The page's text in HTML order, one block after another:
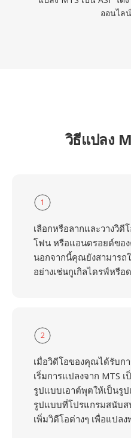
ออนไล
วิธีแปลง
1
เลือกหรือลากและวางวิดี
โฟน หรือแอนดรอยด์ของ
นอกจากนี้คุณยังสามารถ
อย่างเช่นกูเกิลไดรฟ์หรื
2
เมื่อวิดีโอของคุณได้รับก
เริ่มการแปลงจาก MTS
รูปแบบเอาต์พุตให้เป็นรู
รูปแบบที่โปรแกรมสนับ
เพิ่มวิดีโอต่างๆ เพื่อแปล